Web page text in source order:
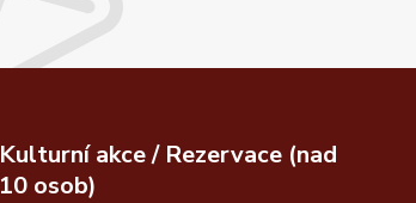
Kulturní akce / Rezervace (nad
10 osob)